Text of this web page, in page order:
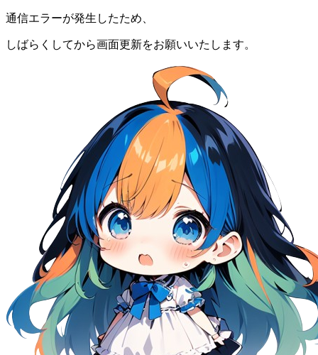
通信エラーが発生したため、
しばらくしてから画面更新をお願いいたします。